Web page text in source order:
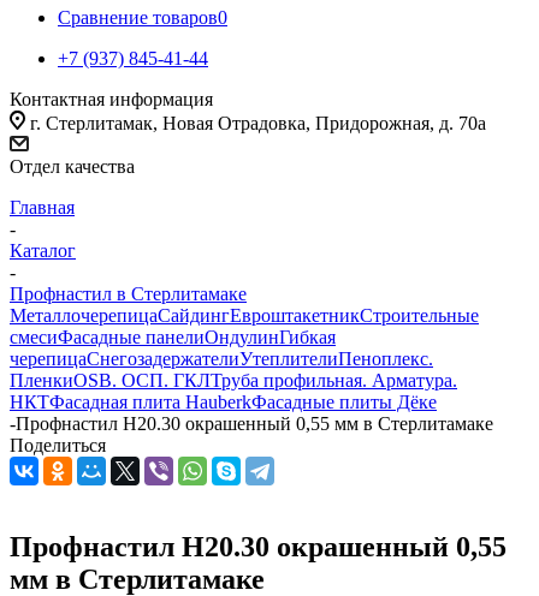
Сравнение товаров0
+7 (937) 845-41-44
Контактная информация
г. Стерлитамак, Новая Отрадовка, Придорожная, д. 70а
Отдел качества
Главная
-
Каталог
-
Профнастил в Стерлитамаке
МеталлочерепицаСайдингЕвроштакетникСтроительные
смесиФасадные панелиОндулинГибкая
черепицаСнегозадержателиУтеплителиПеноплекс.
ПленкиOSB. ОСП. ГКЛТруба профильная. Арматура.
НКТФасадная плита HauberkФасадные плиты Дёке
-Профнастил Н20.30 окрашенный 0,55 мм в Стерлитамаке
Поделиться
Профнастил Н20.30 окрашенный 0,55
мм в Стерлитамаке